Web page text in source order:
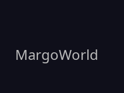
MargoWorld